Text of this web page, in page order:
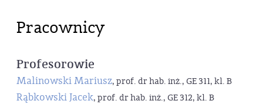
Pracownicy
Profesorowie
Malinowski Mariusz, prof. dr hab. inż., GE 311, kl. B
Rąbkowski Jacek, prof. dr hab. inż., GE 312, kl. B